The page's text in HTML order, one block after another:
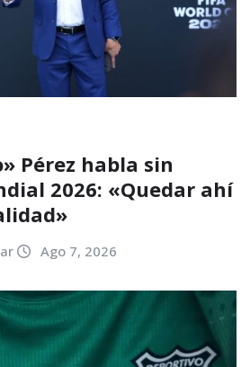
Pérez habla sin
2026: «Quedar ahí
Ago 7, 2026